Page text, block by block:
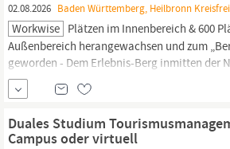
02.08.2026 Baden Württemberg, Heilbronn
Workwise Plätzen im Innenbereich & 600
Außenbereich herangewachsen und zum
geworden - Dem Erlebnis-Berg inmitten der
spürt, dass Liebe in jedem Detail steckt.Du
Menschen begeistern? Die Heuchelberger
Duales Studium
Campus oder virtuell